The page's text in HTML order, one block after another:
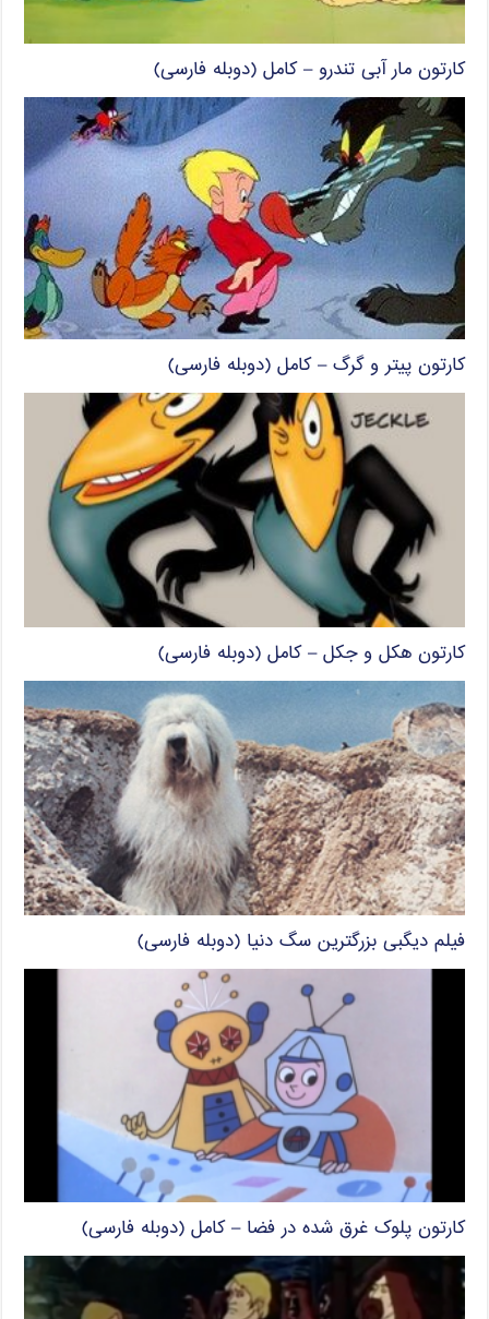
کارتون مار آبی تندرو – کامل (دوبله فارسی)
کارتون پیتر و گرگ – کامل (دوبله فارسی)
کارتون هکل و جکل – کامل (دوبله فارسی)
فیلم دیگبی بزرگترین سگ دنیا (دوبله فارسی)
کارتون پلوک غرق شده در فضا – کامل (دوبله فارسی)